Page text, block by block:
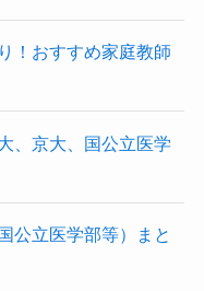
！おすすめ家庭教師
、京大、国公立医学
公立医学部等）まと